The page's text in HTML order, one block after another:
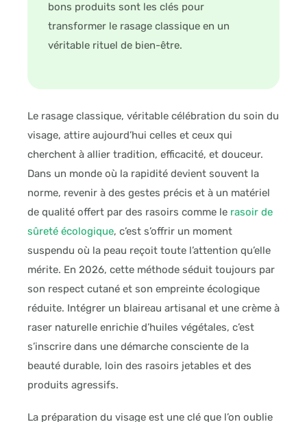
bons produits sont les clés pour
transformer le rasage classique en un
véritable rituel de bien-être.
Le rasage classique, véritable célébration du soin du
visage, attire aujourd’hui celles et ceux qui
cherchent à allier tradition, efficacité, et douceur.
Dans un monde où la rapidité devient souvent la
norme, revenir à des gestes précis et à un matériel
de qualité offert par des rasoirs comme le rasoir de
sûreté écologique, c’est s’offrir un moment
suspendu où la peau reçoit toute l’attention qu’elle
mérite. En 2026, cette méthode séduit toujours par
son respect cutané et son empreinte écologique
réduite. Intégrer un blaireau artisanal et une crème à
raser naturelle enrichie d’huiles végétales, c’est
s’inscrire dans une démarche consciente de la
beauté durable, loin des rasoirs jetables et des
produits agressifs.
La préparation du visage est une clé que l’on oublie